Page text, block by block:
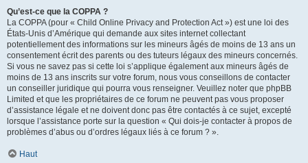
Qu’est-ce que la COPPA ?
La COPPA (pour « Child Online Privacy and Protection Act ») est une loi des
États-Unis d’Amérique qui demande aux sites internet collectant
potentiellement des informations sur les mineurs âgés de moins de 13 ans un
consentement écrit des parents ou des tuteurs légaux des mineurs concernés.
Si vous ne savez pas si cette loi s’applique également aux mineurs âgés de
moins de 13 ans inscrits sur votre forum, nous vous conseillons de contacter
un conseiller juridique qui pourra vous renseigner. Veuillez noter que phpBB
Limited et que les propriétaires de ce forum ne peuvent pas vous proposer
d’assistance légale et ne doivent donc pas être contactés à ce sujet, excepté
lorsque l’assistance porte sur la question « Qui dois-je contacter à propos de
problèmes d’abus ou d’ordres légaux liés à ce forum ? ».
Haut